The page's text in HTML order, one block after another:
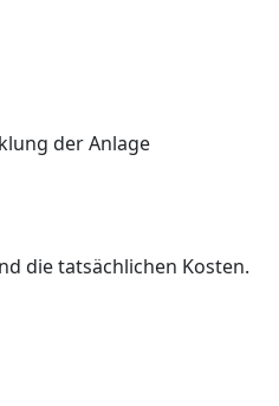
der Anlage
die tatsächlichen Kosten.